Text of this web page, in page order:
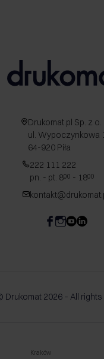
Drukomat.pl Sp. z o.
ul. Wypoczynkowa
64-920 Piła
222 111 222
pn. - pt. 800 - 1800
Drukomat 2026 – All rights
Kraków